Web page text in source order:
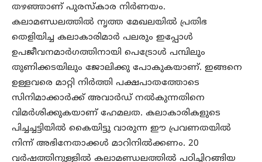
തഴഞ്ഞാണ് പുരസ്‌കാര നിര്‍ണയം.
കലാമണ്ഡലത്തില്‍ നൃത്ത മേഖലയില്‍ പ്രതിഭ
തെളിയിച്ച കലാകാരിമാര്‍ പലരും ഇപ്പോള്‍
ഉപജീവനമാര്‍ഗത്തിനായി പെട്രോള്‍ പമ്പിലും
തുണിക്കടയിലും ജോലിക്കു പോകുകയാണ്. ഇങ്ങനെ
ഉള്ളവരെ മാറ്റി നിര്‍ത്തി പക്ഷപാതത്തോടെ
സിനിമാക്കാര്‍ക്ക് അവാര്‍ഡ് നല്‍കുന്നതിനെ
വിമര്‍ശിക്കുകയാണ് ഹേമലത. കലാകാരികളുടെ
പിച്ചച്ചട്ടിയില്‍ കൈയിട്ടു വാരുന്ന ഈ പ്രവണതയില്‍
നിന്ന് അഭിനേതാക്കള്‍ മാറിനില്‍ക്കണം. 20
വര്‍ഷത്തിനുള്ളില്‍ കലാമണ്ഡലത്തില്‍ പഠിച്ചിറങ്ങിയ